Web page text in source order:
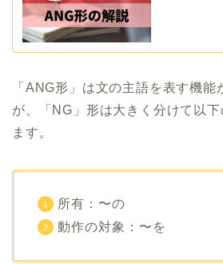
「ANG形」は文の主語を表す機能
が、「NG」形は大きく分けて以下
ます。
所有：〜の
動作の対象：〜を